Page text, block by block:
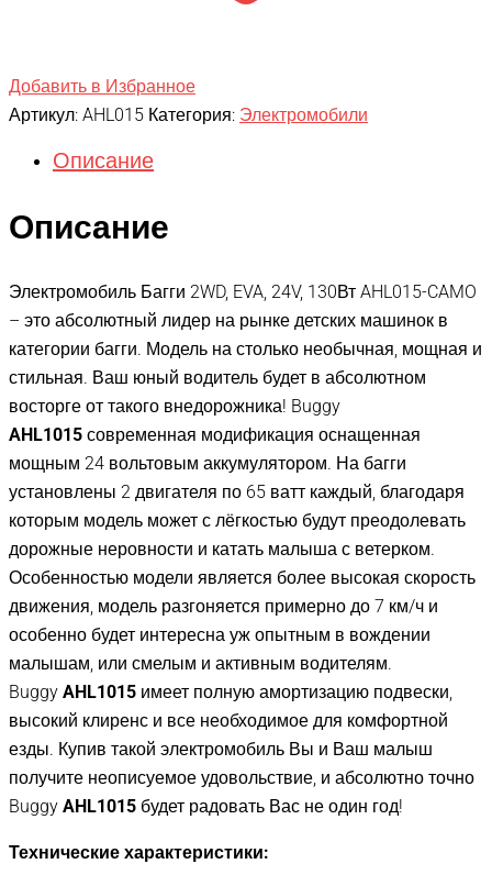
Добавить в Избранное
Артикул: AHL015 Категория: Электромобили
Описание
Описание
Электромобиль Багги 2WD, EVA, 24V, 130Вт AHL015-CAMO
– это абсолютный лидер на рынке детских машинок в
категории багги. Модель на столько необычная, мощная и
стильная. Ваш юный водитель будет в абсолютном
восторге от такого внедорожника! Buggy
AHL1015 современная модификация оснащенная
мощным 24 вольтовым аккумулятором. На багги
установлены 2 двигателя по 65 ватт каждый, благодаря
которым модель может с лёгкостью будут преодолевать
дорожные неровности и катать малыша с ветерком.
Особенностью модели является более высокая скорость
движения, модель разгоняется примерно до 7 км/ч и
особенно будет интересна уж опытным в вождении
малышам, или смелым и активным водителям.
Buggy AHL1015 имеет полную амортизацию подвески,
высокий клиренс и все необходимое для комфортной
езды. Купив такой электромобиль Вы и Ваш малыш
получите неописуемое удовольствие, и абсолютно точно
Buggy AHL1015 будет радовать Вас не один год!
Технические характеристики: